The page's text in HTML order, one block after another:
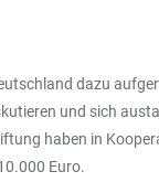
dazu
und sich
haben in
Euro.